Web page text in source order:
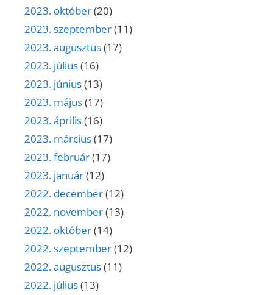
2023. október(20)
2023. szeptember(11)
2023. augusztus(17)
2023. július(16)
2023. június(13)
2023. május(17)
2023. április(16)
2023. március(17)
2023. február(17)
2023. január(12)
2022. december(12)
2022. november(13)
2022. október(14)
2022. szeptember(12)
2022. augusztus(11)
2022. július(13)